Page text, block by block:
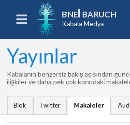
BNEI BARUCH
Kabala Medya
Yayınlar
Kabalanın benzersiz bakış açısından
ilişkiler ve daha pek çok konudaki
Blok Twitter Makaleler